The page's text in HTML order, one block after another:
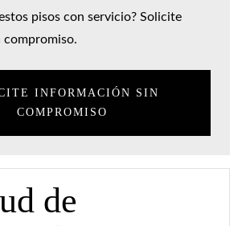
pisos con servicio? Solicite
INFORMACIÓN SIN
COMPROMISO
de